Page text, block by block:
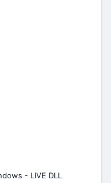
- LIVE DLL